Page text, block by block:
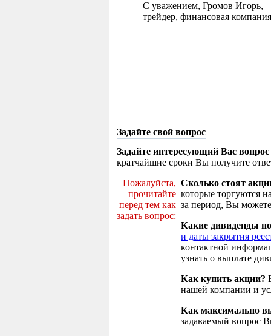
С уважением, Громов Игорь,
трейдер, финансовая
Задайте свой вопрос
Задайте интересующий Вас вопрос
кратчайшие сроки Вы получите
Пожалуйста,
прочитайте
перед тем как
задать вопрос:
Сколько стоят
которые торгуются
за период, Вы
Какие дивиденды
и даты закрытия
контактной
узнать о выплате
Как купить акции?
нашей компании и
Как максимально
задаваемый вопрос